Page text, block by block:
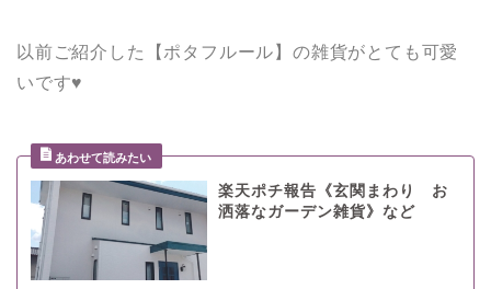
以前ご紹介した【ポタフルール】の雑貨がとても可愛
いです♥
楽天ポチ報告《玄関まわり お
洒落なガーデン雑貨》など